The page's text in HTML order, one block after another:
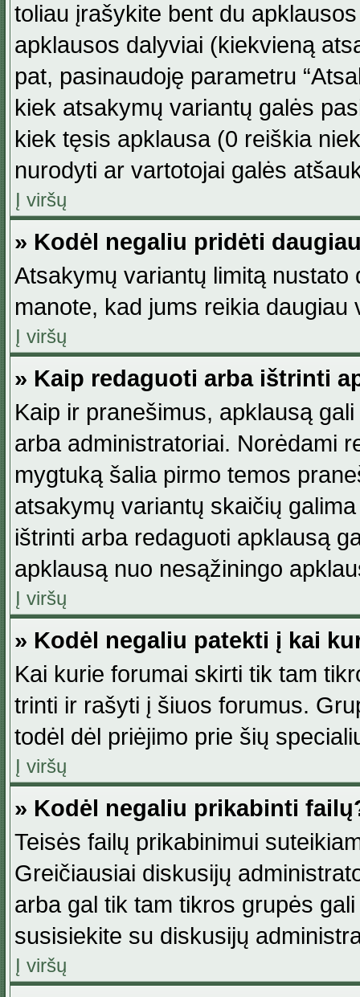
toliau įrašykite bent du
apklausos dalyviai (kiekvieną
pat, pasinaudoję parametru
kiek atsakymų variantų galės
kiek tęsis apklausa (0 reiškia
nurodyti ar vartotojai galės
Į viršų
» Kodėl negaliu pridėti
Atsakymų variantų limitą
manote, kad jums reikia daugiau
Į viršų
» Kaip redaguoti arba ištrinti
Kaip ir pranešimus, apklausą
arba administratoriai. Norėdami
mygtuką šalia pirmo temos
atsakymų variantų skaičių
ištrinti arba redaguoti apklausą
apklausą nuo nesąžiningo
Į viršų
» Kodėl negaliu patekti į kai
Kai kurie forumai skirti tik tam
trinti ir rašyti į šiuos forumus.
todėl dėl priėjimo prie šių
Į viršų
» Kodėl negaliu prikabinti
Teisės failų prikabinimui
Greičiausiai diskusijų
arba gal tik tam tikros grupės
susisiekite su diskusijų
Į viršų